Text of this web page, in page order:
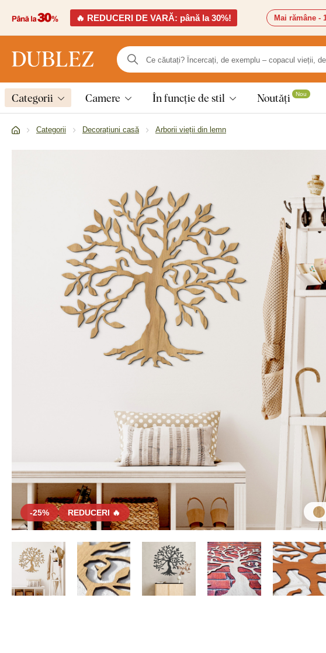
🔥 REDUCERI DE VARĂ: până la 30%! Mai rămâne -
Categorii Camere În funcție de stil Noutăți Nou
Categorii Decorațiuni casă Arborii vieții din lemn
-25% REDUCERI 🔥